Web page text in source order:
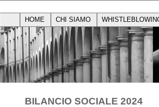
HOME CHI SIAMO
BILANCIO SOCIALE 2024